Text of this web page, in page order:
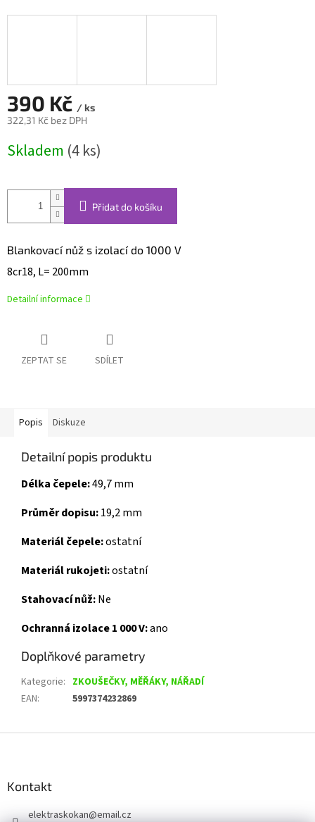
390 Kč / ks
322,31 Kč bez DPH
cena:
Skladem (4 ks)
Přidat do košíku
Blankovací nůž s izolací do 1000 V
8cr18, L= 200mm
Detailní informace
ZEPTAT SE SDÍLET
Popis Diskuze
Detailní popis produktu
Délka čepele:49,7 mm
Průměr dopisu:19,2 mm
Materiál čepele:ostatní
Materiál rukojeti:ostatní
Stahovací nůž:Ne
Ochranná izolace 1 000 V:ano
Doplňkové parametry
Kategorie: ZKOUŠEČKY, MĚŘÁKY, NÁŘADÍ
EAN: 5997374232869
Kontakt
elektraskokan@email.cz